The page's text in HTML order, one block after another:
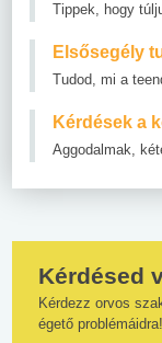
Tippek, hogy
Elsősegély
Tudod, mi a
Kérdések a
Aggodalmak,
Kérdésed
Kérdezz orvos
égető problémáidra!